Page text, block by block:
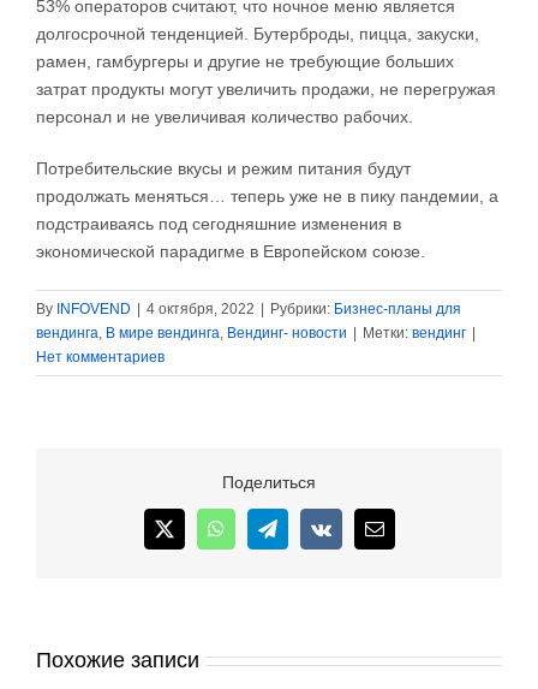
53% операторов считают, что ночное меню является
долгосрочной тенденцией. Бутерброды, пицца, закуски,
рамен, гамбургеры и другие не требующие больших
затрат продукты могут увеличить продажи, не перегружая
персонал и не увеличивая количество рабочих.
Потребительские вкусы и режим питания будут
продолжать меняться… теперь уже не в пику пандемии, а
подстраиваясь под сегодняшние изменения в
экономической парадигме в Европейском союзе.
By INFOVEND | 4 октября, 2022 | Рубрики: Бизнес-планы для
вендинга В мире вендинга Вендинг- новости | Метки: вендинг |
Нет комментариев
Поделиться
X WhatsAppTelegram
Vk Email
Похожие записи